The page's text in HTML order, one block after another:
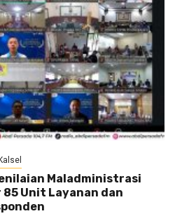
Maladministrasi
85 Unit Layanan dan